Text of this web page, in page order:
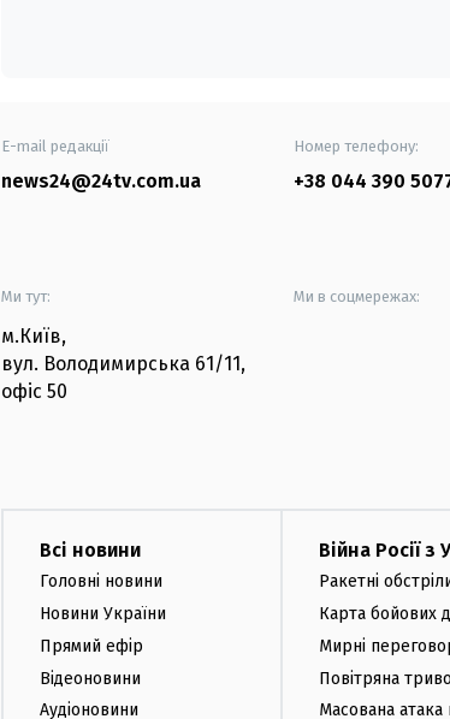
E-mail редакції
news24@24tv.com.ua
Номер телефону:
+38 044 390
Ми тут:
м.Київ,
вул. Володимирська 61/11,
офіс 50
Ми в соцмережах:
Всі новини
Головні новини
Новини України
Прямий ефір
Відеоновини
Аудіоновини
Війна Росії з
Ракетні
Карта бойових
Мирні
Повітряна
Масована атака